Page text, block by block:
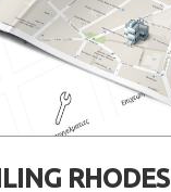
RHODES